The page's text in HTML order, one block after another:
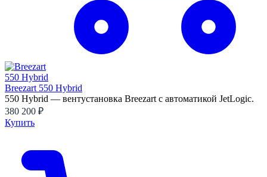
Breezart 550 Hybrid
550 Hybrid — вентустановка Breezart с автоматикой JetLogic.
380 200 ₽
Купить